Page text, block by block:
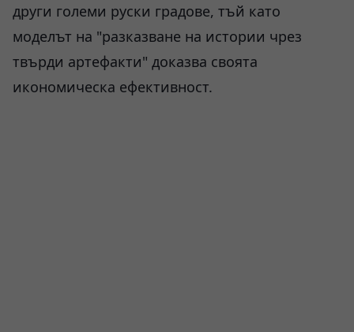
други големи руски градове, тъй като
моделът на "разказване на истории чрез
твърди артефакти" доказва своята
икономическа ефективност.